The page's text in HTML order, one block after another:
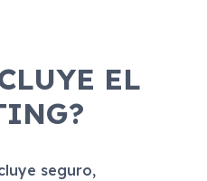
EL
seguro,